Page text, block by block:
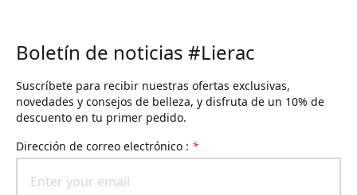
Boletín de noticias #Lierac
Suscríbete para recibir nuestras ofertas exclusivas,
novedades y consejos de belleza, y disfruta de un 10% de
descuento en tu primer pedido.
Dirección de correo electrónico : *